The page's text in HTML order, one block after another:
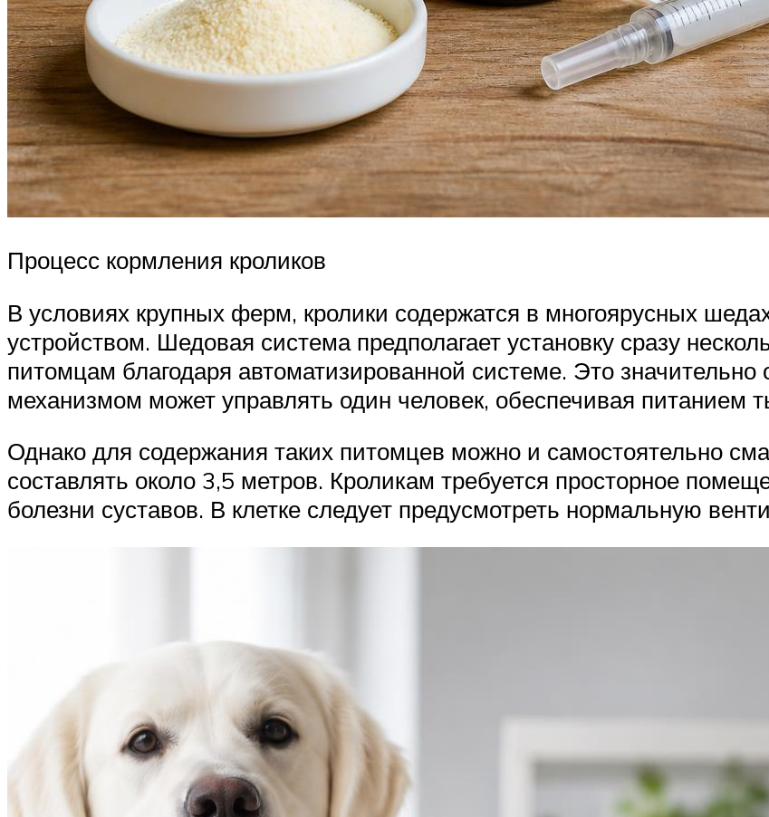
Процесс кормления кроликов
В условиях крупных ферм, кролики содержатся в многоярусных
устройством. Шедовая система предполагает установку сразу
питомцам благодаря автоматизированной системе. Это
механизмом может управлять один человек, обеспечивая питанием
Однако для содержания таких питомцев можно и самостоятельно
составлять около 3,5 метров. Кроликам требуется просторное
болезни суставов. В клетке следует предусмотреть нормальную